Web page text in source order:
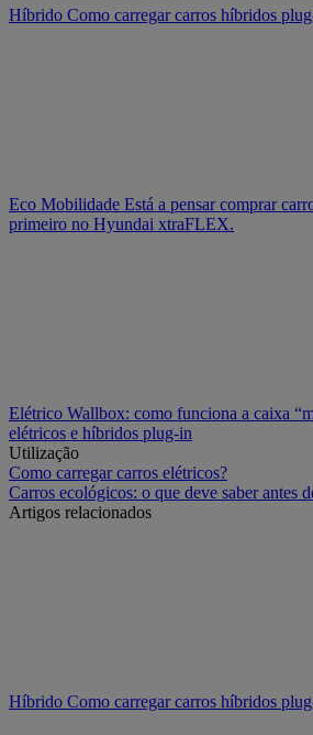
Híbrido Como carregar carros híbridos
Eco Mobilidade Está a pensar comprar
primeiro no Hyundai xtraFLEX.
Elétrico Wallbox: como funciona a caixa
elétricos e híbridos plug-in
Utilização
Como carregar carros elétricos?
Carros ecológicos: o que deve saber antes
Artigos relacionados
Híbrido Como carregar carros híbridos